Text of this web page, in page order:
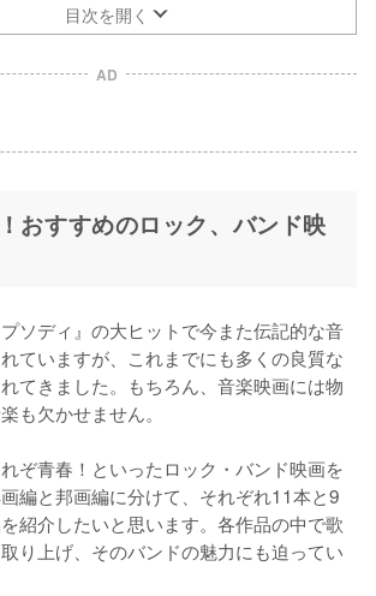
目次を開く
AD
おすすめのロック、バンド映
プソディ』の大ヒットで今また伝記的な音
ていますが、これまでにも多くの良質な
てきました。もちろん、音楽映画には物
も欠かせません。
ぞ青春！といったロック・バンド映画を
編と邦画編に分けて、それぞれ11本と9
紹介したいと思います。各作品の中で歌
り上げ、そのバンドの魅力にも迫ってい